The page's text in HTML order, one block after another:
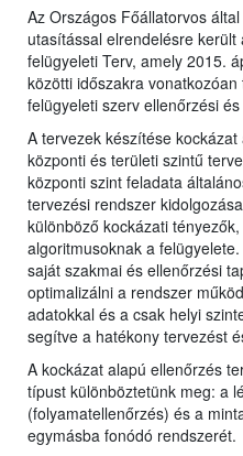
Az Országos Főállatorvos
utasítással elrendelésre
felügyeleti Terv, amely 2015.
közötti időszakra
felügyeleti szerv ellenőrzési
A tervezek készítése
központi és területi szintű
központi szint feladata
tervezési rendszer
különböző kockázati
algoritmusoknak a
saját szakmai és ellenőrzési
optimalizálni a rendszer
adatokkal és a csak helyi
segítve a hatékony tervezést
A kockázat alapú ellenőrzés
típust különböztetünk meg: a
(folyamatellenőrzés) és a
egymásba fonódó rendszerét.